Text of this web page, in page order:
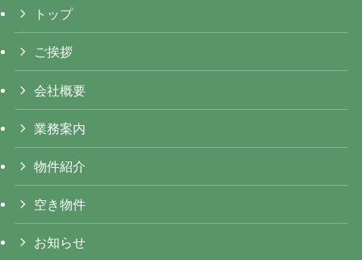
トップ
ご挨拶
会社概要
業務案内
物件紹介
空き物件
お知らせ